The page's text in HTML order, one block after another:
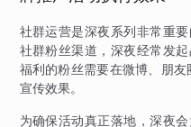
社群运营是深夜系列非常重
社群粉丝渠道，深夜经常发
福利的粉丝需要在微博、朋
宣传效果。
为确保活动真正落地，深夜